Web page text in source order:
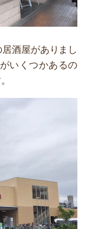
酒屋がありまし
いくつかあるの